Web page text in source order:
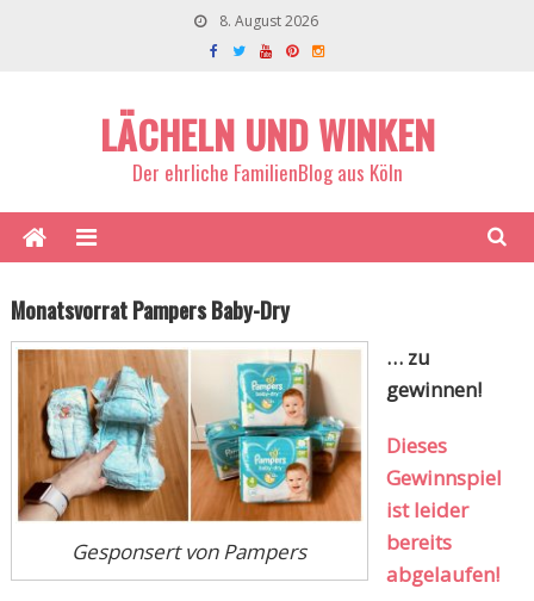
8. August 2026
LÄCHELN UND WINKEN
Der ehrliche FamilienBlog aus Köln
Monatsvorrat Pampers Baby-Dry
Gesponsert von Pampers
… zu
gewinnen!
Dieses
Gewinnspiel
ist leider
bereits
abgelaufen!